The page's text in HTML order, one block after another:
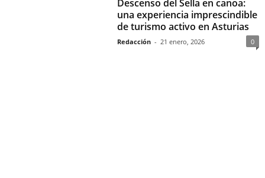
Descenso del Sella en canoa:
una experiencia imprescindible
de turismo activo en Asturias
Redacción - 21 enero, 2026 0